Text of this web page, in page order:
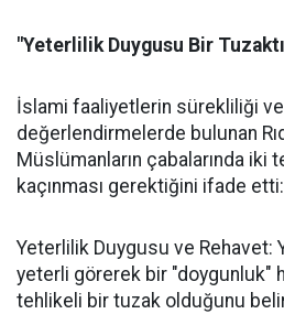
"Yeterlilik Duygusu Bir
İslami faaliyetlerin sürekliliği
değerlendirmelerde bulunan
Müslümanların çabalarında iki
kaçınması gerektiğini ifade etti:
Yeterlilik Duygusu ve Rehavet:
yeterli görerek bir "doygunluk"
tehlikeli bir tuzak olduğunu